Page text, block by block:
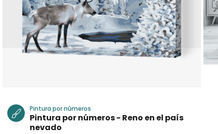
Pintura por números
Pintura por números - Reno en el país
nevado